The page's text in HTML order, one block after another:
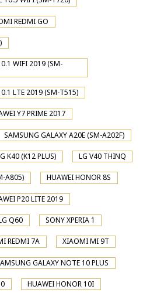
REDMI GO
WIFI 2019 (SM-
LTE 2019 (SM-T515)
Y7 PRIME 2017
SAMSUNG GALAXY A20E (SM-A202F)
K40 (K12 PLUS) LG V40 THINQ
A805) HUAWEI HONOR 8S
P20 LITE 2019
Q60 SONY XPERIA 1
REDMI 7A XIAOMI MI 9T
GALAXY NOTE 10 PLUS
HUAWEI HONOR 10I